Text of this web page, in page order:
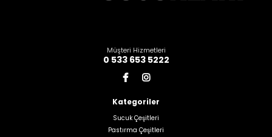
Müşteri Hizmetleri
0 533 653 5222
Kategoriler
Sucuk Çeşitleri
Pastırma Çeşitleri